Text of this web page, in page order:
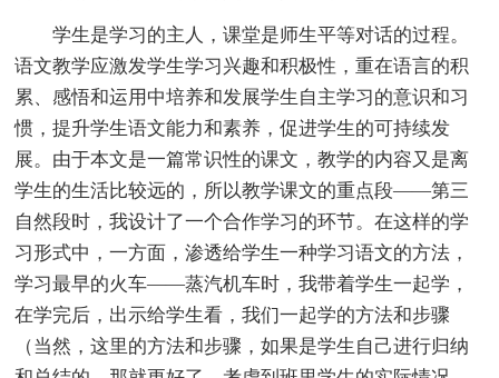
学生是学习的主人，课堂是师生平等对话的过程。
语文教学应激发学生学习兴趣和积极性，重在语言的积
累、感悟和运用中培养和发展学生自主学习的意识和习
惯，提升学生语文能力和素养，促进学生的可持续发
展。由于本文是一篇常识性的课文，教学的内容又是离
学生的生活比较远的，所以教学课文的重点段——第三
自然段时，我设计了一个合作学习的环节。在这样的学
习形式中，一方面，渗透给学生一种学习语文的方法，
学习最早的火车——蒸汽机车时，我带着学生一起学，
在学完后，出示给学生看，我们一起学的方法和步骤
（当然，这里的方法和步骤，如果是学生自己进行归纳